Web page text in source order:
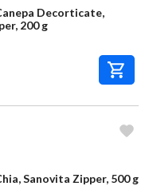
Decorticate,
200 g
Sanovita Zipper, 500 g